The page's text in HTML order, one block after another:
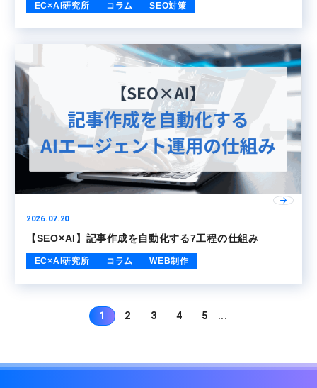
EC×AI研究所 コラム SEO対策
2026.07.20
【SEO×AI】記事作成を自動化する7工程の仕組み
EC×AI研究所 コラム WEB制作
1 2 3 4 5 ...